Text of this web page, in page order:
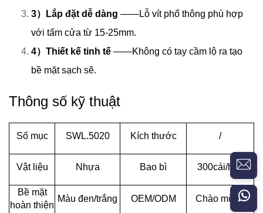
3）Lắp đặt dễ dàng ——Lỗ vít phổ thông phù hợp
với tấm cửa từ 15-25mm.
4）Thiết kế tinh tế ——Không có tay cầm lộ ra tạo
bề mặt sạch sẽ.
Thông số kỹ thuật
Số mục SWL.5020 Kích thước /
Vật liệu Nhựa Bao bì 300cái/hộp
Bề mặt
hoàn thiện
Màu đen/trắng OEM/ODM Chào mừng